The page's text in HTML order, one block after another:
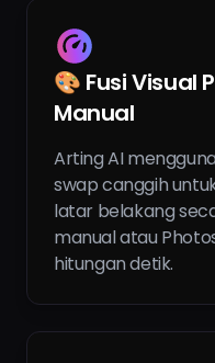
🎨 Fusi Visual
Manual
Arting AI
swap canggih
latar belakang
manual atau
hitungan detik.